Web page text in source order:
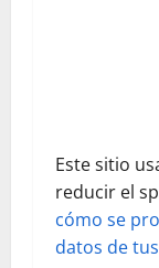
d
a
Este sitio
reducir el
cómo se
datos de